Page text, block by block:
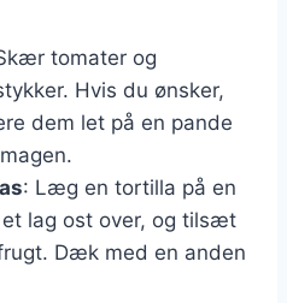
tomater og
Hvis du ønsker,
dem let på en pande
: Læg en tortilla på en
lag ost over, og tilsæt
Dæk med en anden